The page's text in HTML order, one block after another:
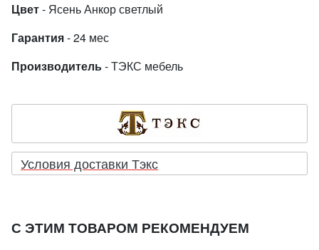
Цвет- Ясень Анкор светлый
Гарантия- 24 мес
Производитель- ТЭКС мебель
Условия доставки Тэкс
С ЭТИМ ТОВАРОМ РЕКОМЕНДУЕМ